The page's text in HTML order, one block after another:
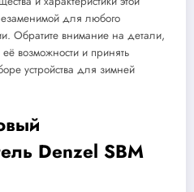
для любого
Обратите внимание на детали,
возможности и принять
устройства для зимней
Denzel SBM